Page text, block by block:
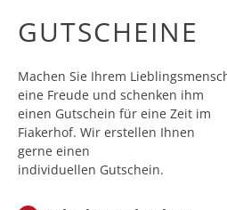
GUTSCHEINE
Machen Sie Ihrem
eine Freude und schenken ihm
einen Gutschein für eine Zeit im
Fiakerhof. Wir erstellen Ihnen
gerne einen
individuellen Gutschein.